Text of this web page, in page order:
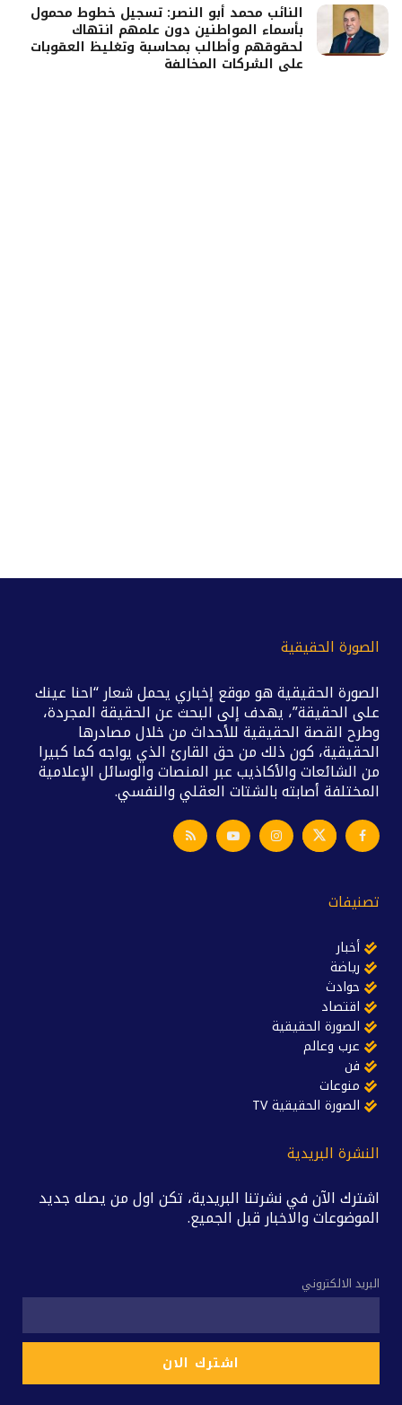
النائب محمد أبو النصر: تسجيل خطوط محمول
بأسماء المواطنين دون علمهم انتهاك
لحقوقهم وأطالب بمحاسبة وتغليظ العقوبات
على الشركات المخالفة
الصورة الحقيقية
الصورة الحقيقية هو موقع إخباري يحمل شعار “احنا عينك
على الحقيقة”، يهدف إلى البحث عن الحقيقة المجردة،
وطرح القصة الحقيقية للأحداث من خلال مصادرها
الحقيقية، كون ذلك من حق القارئ الذي يواجه كما كبيرا
من الشائعات والأكاذيب عبر المنصات والوسائل الإعلامية
المختلفة أصابته بالشتات العقلي والنفسي.
تصنيفات
أخبار
رياضة
حوادث
اقتصاد
الصورة الحقيقية
عرب وعالم
فن
منوعات
الصورة الحقيقية TV
النشرة البريدية
اشترك الآن في نشرتنا البريدية، تكن اول من يصله جديد
الموضوعات والاخبار قبل الجميع.
البريد الالكتروني